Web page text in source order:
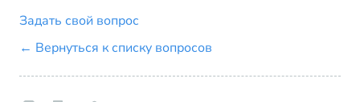
Задать свой вопрос
← Вернуться к списку вопросов